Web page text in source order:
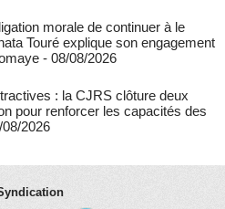
morale de continuer à le
Touré explique son engagement
- 08/08/2026
: la CJRS clôture deux
pour renforcer les capacités des
2026